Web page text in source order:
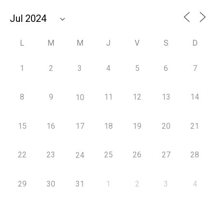
L M M J V S D
1 2 3 4 5 6 7
8 9 10 11 12 13 14
15 16 17 18 19 20 21
22 23 24 25 26 27 28
29 30 31 1 2 3 4